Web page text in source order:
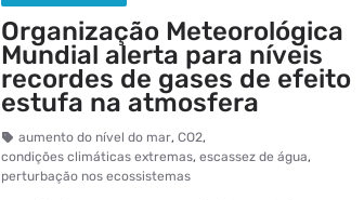
Organização Meteorológica
Mundial alerta para níveis
recordes de gases de efeito
estufa na atmosfera
aumento do nível do mar,CO2,
condições climáticas extremas,escassez de água,
perturbação nos ecossistemas